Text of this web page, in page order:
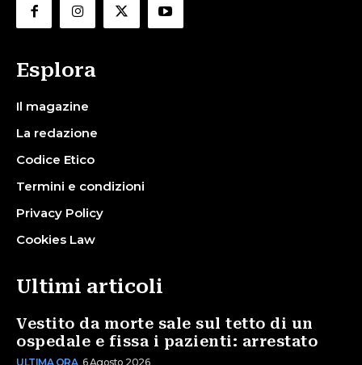
Esplora
Il magazine
La redazione
Codice Etico
Termini e condizioni
Privacy Policy
Cookies Law
Ultimi articoli
Vestito da morte sale sul tetto di un
ospedale e fissa i pazienti: arrestato
ULTIMA ORA 6 Agosto 2026